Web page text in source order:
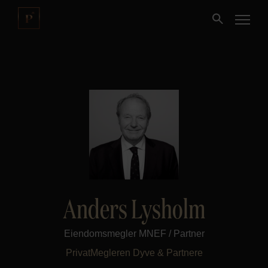
Fritidseiendom
Finansiering
Anders Lysholm
Eiendomsmegler MNEF / Partner
PrivatMegleren Dyve & Partnere